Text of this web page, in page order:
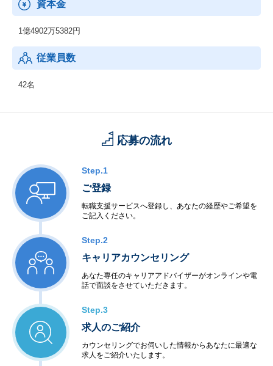
資本金
1億4902万5382円
従業員数
42名
応募の流れ
Step.1
ご登録
転職支援サービスへ登録し、あなたの経歴やご希望を
ご記入ください。
Step.2
キャリアカウンセリング
あなた専任のキャリアアドバイザーがオンラインや電
話で面談をさせていただきます。
Step.3
求人のご紹介
カウンセリングでお伺いした情報からあなたに最適な
求人をご紹介いたします。